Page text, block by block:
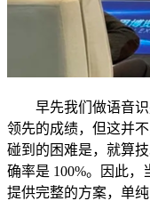
早先我们做语音识
领先的成绩，但这并
碰到的困难是，就算
确率是 100%。因此
提供完整的方案，单